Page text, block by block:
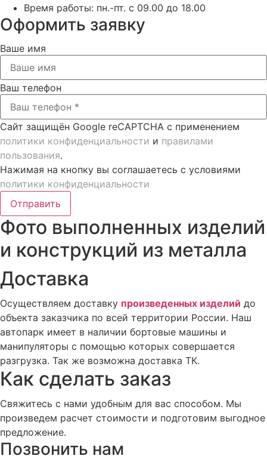
Время работы: пн.-пт. с 09.00 до 18.00
Оформить заявку
Ваше имя
Ваш телефон
Сайт защищён Google reCAPTCHA с применением
политики конфиденциальности и правилами
пользования.
Нажимая на кнопку вы соглашаетесь с условиями
политики конфиденциальности
Отправить
Фото выполненных изделий
и конструкций из металла
Доставка
Осуществляем доставку произведенных изделий до
объекта заказчика по всей территории России. Наш
автопарк имеет в наличии бортовые машины и
манипуляторы с помощью которых совершается
разгрузка. Так же возможна доставка ТК.
Как сделать заказ
Свяжитесь с нами удобным для вас способом. Мы
произведем расчет стоимости и подготовим выгодное
предложение.
Позвонить нам